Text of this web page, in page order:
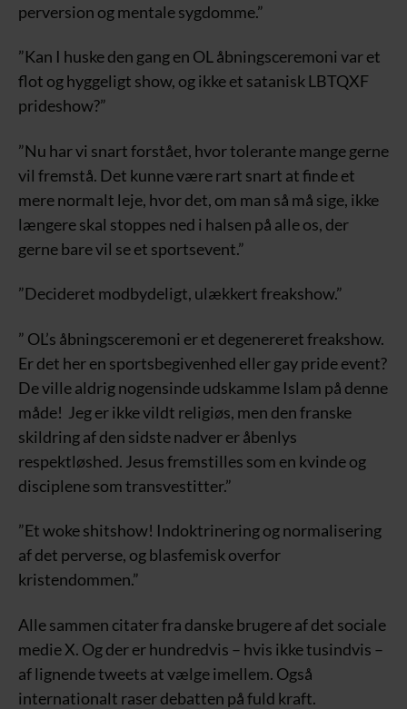
perversion og mentale sygdomme.”
”Kan I huske den gang en OL åbningsceremoni var et
flot og hyggeligt show, og ikke et satanisk LBTQXF
prideshow?”
”Nu har vi snart forstået, hvor tolerante mange gerne
vil fremstå. Det kunne være rart snart at finde et
mere normalt leje, hvor det, om man så må sige, ikke
længere skal stoppes ned i halsen på alle os, der
gerne bare vil se et sportsevent.”
”Decideret modbydeligt, ulækkert freakshow.”
” OL’s åbningsceremoni er et degenereret freakshow.
Er det her en sportsbegivenhed eller gay pride event?
De ville aldrig nogensinde udskamme Islam på denne
måde! Jeg er ikke vildt religiøs, men den franske
skildring af den sidste nadver er åbenlys
respektløshed. Jesus fremstilles som en kvinde og
disciplene som transvestitter.”
”Et woke shitshow! Indoktrinering og normalisering
af det perverse, og blasfemisk overfor
kristendommen.”
Alle sammen citater fra danske brugere af det sociale
medie X. Og der er hundredvis – hvis ikke tusindvis –
af lignende tweets at vælge imellem. Også
internationalt raser debatten på fuld kraft.